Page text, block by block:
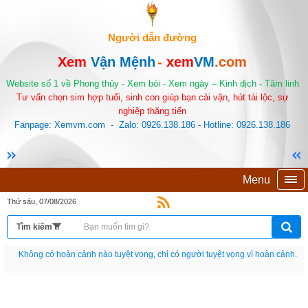
Người dẫn đường
Xem Vận Mệnh- xemVM.com
Website số 1 về Phong thủy - Xem bói - Xem ngày – Kinh dịch - Tâm linh
Tư vấn chọn sim hợp tuổi, sinh con giúp bạn cải vận, hút tài lộc, sự
nghiệp thăng tiến
Fanpage: Xemvm.com - Zalo: 0926.138.186 - Hotline: 0926.138.186
Menu
Thứ sáu, 07/08/2026
Nếu như không chịu học tập thì cho dù đi vạn dặm đường cũng chỉ là anh đưa